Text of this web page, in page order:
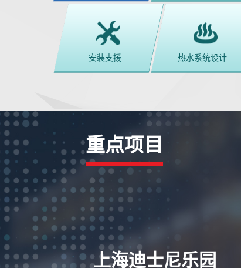
安装支援 热水系统设计
重点项目
上海迪士尼乐园